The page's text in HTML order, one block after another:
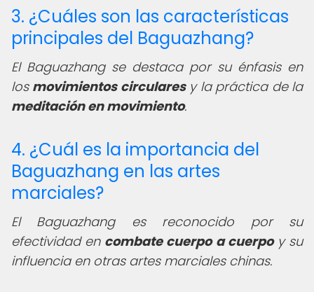
3. ¿Cuáles son las características
principales del Baguazhang?
El Baguazhang se destaca por su énfasis en
los movimientos circularesy la práctica de la
meditación en movimiento.
4. ¿Cuál es la importancia del
Baguazhang en las artes
marciales?
El Baguazhang es reconocido por su
efectividad en combate cuerpo a cuerpoy su
influencia en otras artes marciales chinas.